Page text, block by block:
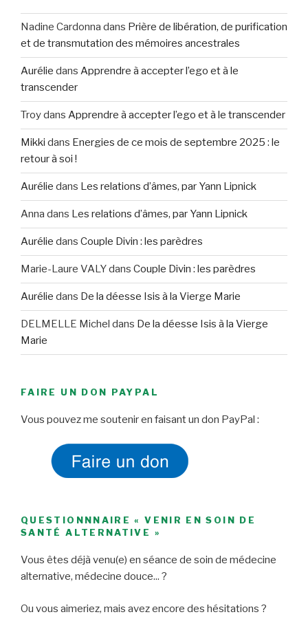
Nadine Cardonna dans Prière de libération, de purification
et de transmutation des mémoires ancestrales
Aurélie dans Apprendre à accepter l’ego et à le
transcender
Troydans Apprendre à accepter l’ego et à le transcender
Mikki dans Energies de ce mois de septembre 2025 : le
retour à soi !
Aurélie dans Les relations d’âmes, par Yann Lipnick
Anna dans Les relations d’âmes, par Yann Lipnick
Aurélie dans Couple Divin : les parèdres
Marie-Laure VALYdans Couple Divin : les parèdres
Aurélie dans De la déesse Isis à la Vierge Marie
DELMELLE Michel dans De la déesse Isis à la Vierge
Marie
FAIRE UN DON PAYPAL
Vous pouvez me soutenir en faisant un don PayPal :
QUESTIONNNAIRE « VENIR EN SOIN DE
SANTÉ ALTERNATIVE »
Vous êtes déjà venu(e) en séance de soin de médecine
alternative, médecine douce... ?
Ou vous aimeriez, mais avez encore des hésitations ?